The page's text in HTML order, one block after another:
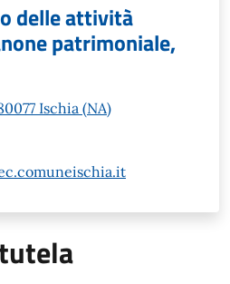
delle attività
patrimoniale,
Ischia (NA)